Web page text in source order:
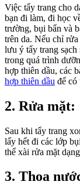
Việc tẩy trang cho
bạn đi làm, đi học
trường, bụi bẩn và
trên da. Nếu chỉ
lưu ý tẩy trang sạch
trong quá trình
hợp thiên dầu, các
hợp thiên dầu để có
2. Rửa mặt:
Sau khi tẩy trang
lấy hết đi các lớp
thể xài rửa mặt
3. Thoa